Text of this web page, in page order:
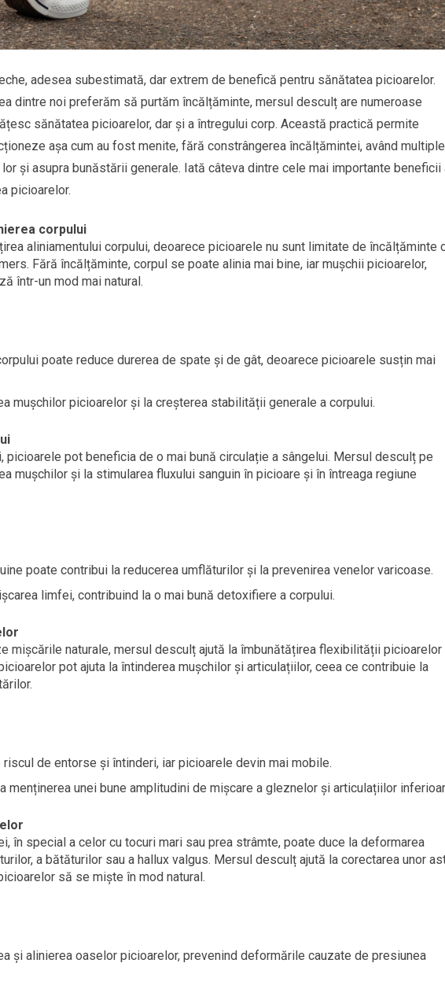
adesea subestimată, dar extrem de benefică pentru sănătatea picioarelor.
dintre noi preferăm să purtăm încălțăminte, mersul desculț are numeroase
sănătatea picioarelor, dar și a întregului corp. Această practică permite
așa cum au fost menite, fără constrângerea încălțămintei, având multiple
și asupra bunăstării generale. Iată câteva dintre cele mai importante beneficii
picioarelor.
corpului
aliniamentului corpului, deoarece picioarele nu sunt limitate de încălțăminte
Fără încălțăminte, corpul se poate alinia mai bine, iar mușchii picioarelor,
într-un mod mai natural.
poate reduce durerea de spate și de gât, deoarece picioarele susțin mai
mușchilor picioarelor și la creșterea stabilității generale a corpului.
picioarele pot beneficia de o mai bună circulație a sângelui. Mersul desculț pe
mușchilor și la stimularea fluxului sanguin în picioare și în întreaga regiune
poate contribui la reducerea umflăturilor și la prevenirea venelor varicoase.
limfei, contribuind la o mai bună detoxifiere a corpului.
mișcările naturale, mersul desculț ajută la îmbunătățirea flexibilității picioarelor
pot ajuta la întinderea mușchilor și articulațiilor, ceea ce contribuie la
de entorse și întinderi, iar picioarele devin mai mobile.
menținerea unei bune amplitudini de mișcare a gleznelor și articulațiilor
în special a celor cu tocuri mari sau prea strâmte, poate duce la deformarea
a bătăturilor sau a hallux valgus. Mersul desculț ajută la corectarea unor
să se miște în mod natural.
și alinierea oaselor picioarelor, prevenind deformările cauzate de presiunea